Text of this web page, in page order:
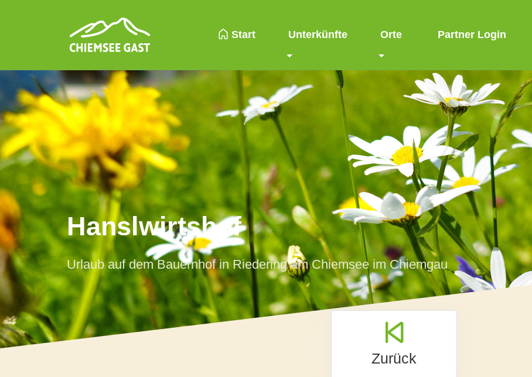
Start Unterkünfte Orte Partner Login
Hanslwirtshof
Urlaub auf dem Bauernhof in Riedering am Chiemsee im Chiemgau
Zurück